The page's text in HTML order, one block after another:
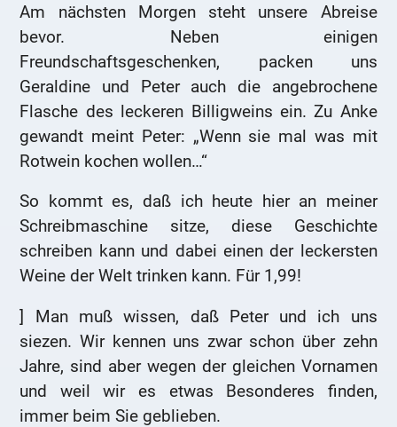
Am nächsten Morgen steht unsere Abreise
bevor. Neben einigen
Freundschaftsgeschenken, packen uns
Geraldine und Peter auch die angebrochene
Flasche des leckeren Billigweins ein. Zu Anke
gewandt meint Peter: „Wenn sie mal was mit
Rotwein kochen wollen…“
So kommt es, daß ich heute hier an meiner
Schreibmaschine sitze, diese Geschichte
schreiben kann und dabei einen der leckersten
Weine der Welt trinken kann. Für 1,99!
] Man muß wissen, daß Peter und ich uns
siezen. Wir kennen uns zwar schon über zehn
Jahre, sind aber wegen der gleichen Vornamen
und weil wir es etwas Besonderes finden,
immer beim Sie geblieben.